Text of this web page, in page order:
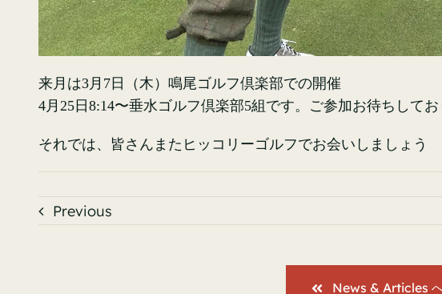
来月は3月7日（木）鳴尾ゴルフ倶楽部での開催
4月25日8:14〜垂水ゴルフ倶楽部5組です。ご参加お待ちして
それでは、皆さんまたヒッコリーゴルフでお会いしましょう
Previous
News & Articles